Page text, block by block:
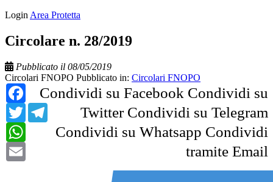
Login Area Protetta
Circolare n. 28/2019
Pubblicato il 08/05/2019
Circolari FNOPO Pubblicato in: Circolari FNOPO
Condividi su Facebook
Facebook
Condividi su
Twitter
Twitter Condividi su Telegram
Telegram
Condividi su Whatsapp
WhatsApp
Condividi
tramite Email